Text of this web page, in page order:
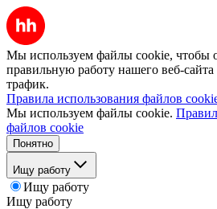
Мы используем файлы cookie, чтобы
правильную работу нашего веб-сайта
трафик.
Правила использования файлов
Мы используем файлы cookie.
файлов cookie
Понятно
Ищу работу
Ищу работу
Ищу работу